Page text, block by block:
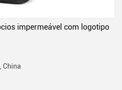
impermeável com logotipo
China